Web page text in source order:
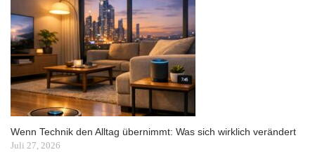
Wenn Technik den Alltag übernimmt: Was sich wirklich verändert
Juli 27, 2026